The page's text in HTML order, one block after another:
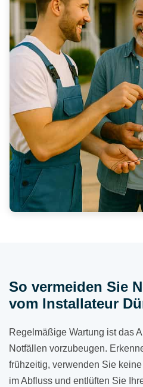
So vermeiden Sie
vom Installateur
Regelmäßige Wartung ist das
Notfällen vorzubeugen.
frühzeitig, verwenden Sie
im Abfluss und entlüften Sie